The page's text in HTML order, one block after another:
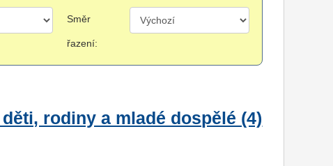
Směr
řazení:
rodiny a mladé dospělé (4)